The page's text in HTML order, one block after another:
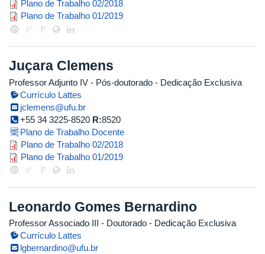
Plano de Trabalho 02/2018
Plano de Trabalho 01/2019
Juçara Clemens
Professor Adjunto IV - Pós-doutorado - Dedicação Exclusiva
Currículo Lattes
jclemens@ufu.br
+55 34 3225-8520 R:8520
Plano de Trabalho Docente
Plano de Trabalho 02/2018
Plano de Trabalho 01/2019
Leonardo Gomes Bernardino
Professor Associado III - Doutorado - Dedicação Exclusiva
Currículo Lattes
lgbernardino@ufu.br